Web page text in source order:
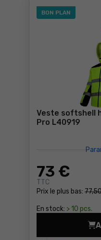
BON PLAN
Veste softshell
Pro L40919
Prix le plus bas:
73 €
TTC
En stock: > 10 pcs.